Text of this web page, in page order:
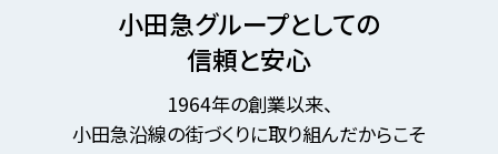
小田急グループとしての
信頼と安心
1964年の創業以来、
小田急沿線の街づくりに取り組んだからこそ